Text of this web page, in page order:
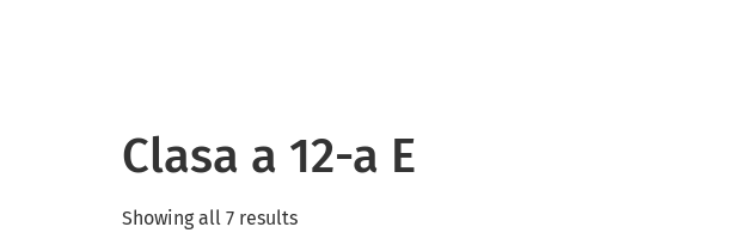
Clasa a 12-a E
Showing all 7 results